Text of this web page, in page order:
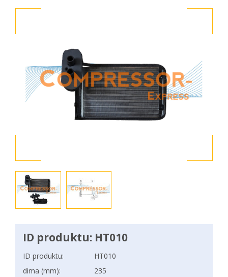
ID produktu: HT010
ID produktu:
HT010
dima (mm):
235